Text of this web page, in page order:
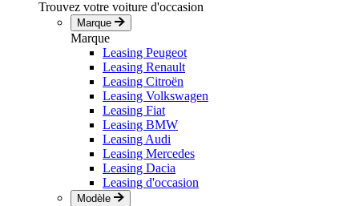
Trouvez votre voiture d'occasion
Marque
Marque
Leasing Peugeot
Leasing Renault
Leasing Citroën
Leasing Volkswagen
Leasing Fiat
Leasing BMW
Leasing Audi
Leasing Mercedes
Leasing Dacia
Leasing d'occasion
Modèle